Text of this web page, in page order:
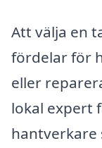
Att välja en
fördelar för
eller
lokal expert
hantverkare